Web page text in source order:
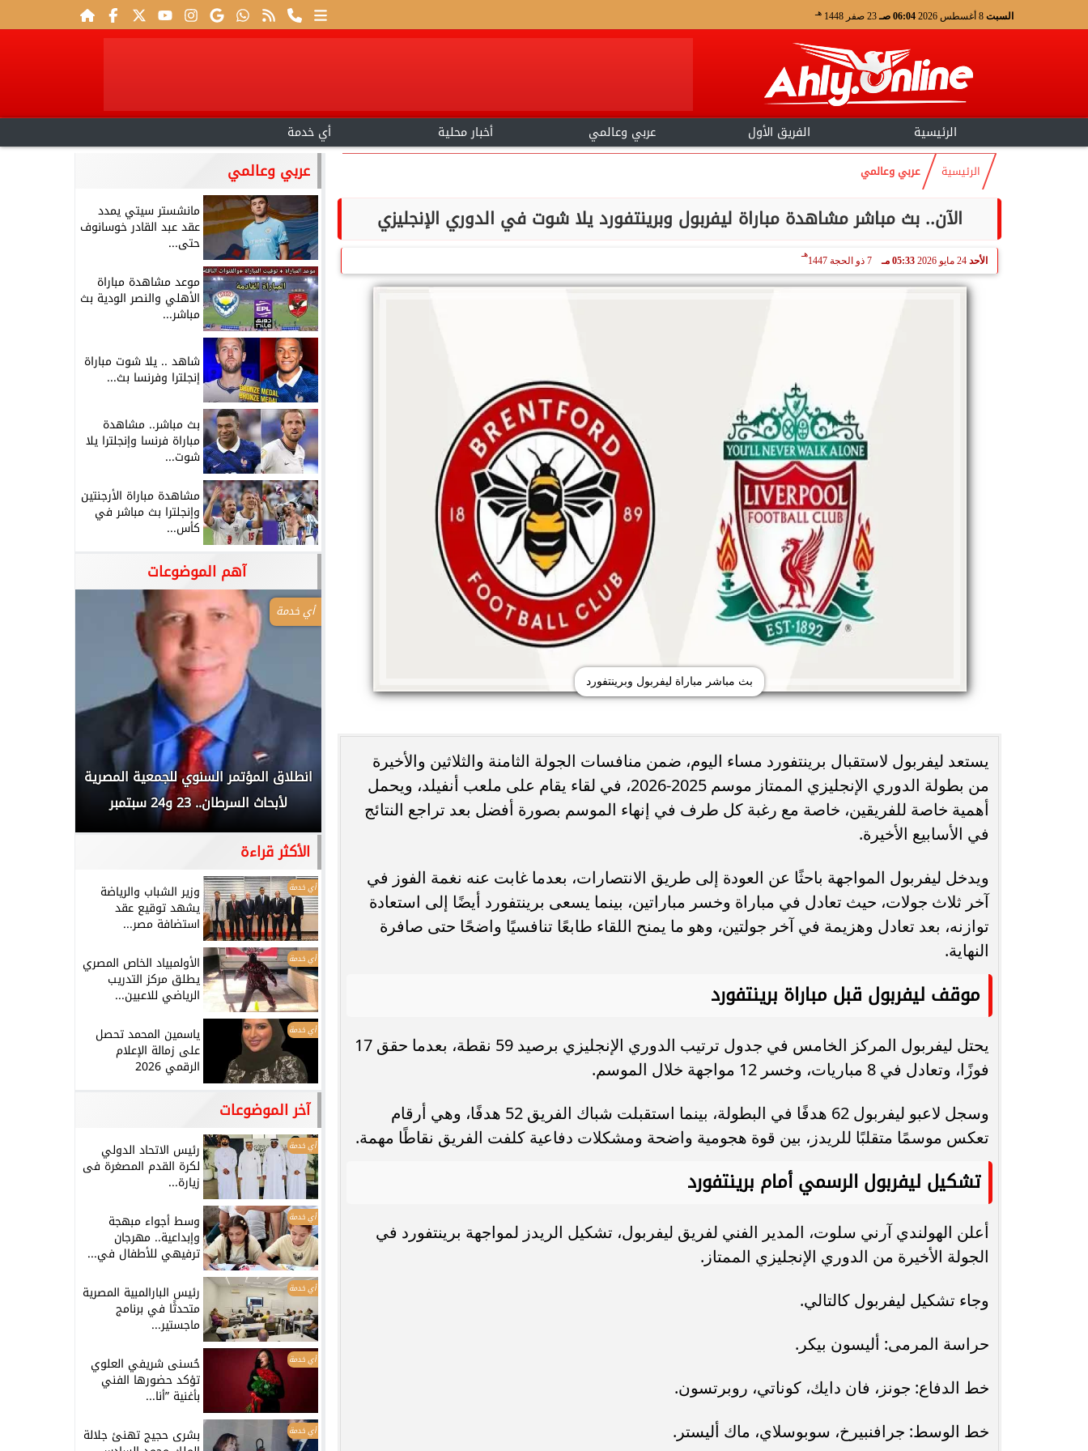
السبت 06:04 صـ 23 صفر 1448 هـ
الرئيسية الفريق الأول عربي وعالمي أخبار محلية أي خدمة
الرئيسية عربي وعالمي
الآن.. بث مباشر مشاهدة مباراة ليفربول وبرينتفورد يلا شوت في الدوري الإنجليزي
الأحد 24 مايو 2026 05:33 مـ 7 ذو الحجة 1447
هـ
بث مباشر مباراة ليفربول وبرينتفورد
يستعد ليفربول لاستقبال برينتفورد مساء اليوم، ضمن منافسات الجولة الثامنة والثلاثين والأخيرة
من بطولة الدوري الإنجليزي الممتاز موسم 2025-2026، في لقاء يقام على ملعب أنفيلد، ويحمل
أهمية خاصة للفريقين، خاصة مع رغبة كل طرف في إنهاء الموسم بصورة أفضل بعد تراجع النتائج
في الأسابيع الأخيرة.
ويدخل ليفربول المواجهة باحثًا عن العودة إلى طريق الانتصارات، بعدما غابت عنه نغمة الفوز في
آخر ثلاث جولات، حيث تعادل في مباراة وخسر مباراتين، بينما يسعى برينتفورد أيضًا إلى استعادة
توازنه، بعد تعادل وهزيمة في آخر جولتين، وهو ما يمنح اللقاء طابعًا تنافسيًا واضحًا حتى صافرة
النهاية.
موقف ليفربول قبل مباراة برينتفورد
يحتل ليفربول المركز الخامس في جدول ترتيب الدوري الإنجليزي برصيد 59 نقطة، بعدما حقق 17
فوزًا، وتعادل في 8 مباريات، وخسر 12 مواجهة خلال الموسم.
وسجل لاعبو ليفربول 62 هدفًا في البطولة، بينما استقبلت شباك الفريق 52 هدفًا، وهي أرقام
تعكس موسمًا متقلبًا للريدز، بين قوة هجومية واضحة ومشكلات دفاعية كلفت الفريق نقاطًا مهمة.
تشكيل ليفربول الرسمي أمام برينتفورد
أعلن الهولندي آرني سلوت، المدير الفني لفريق ليفربول، تشكيل الريدز لمواجهة برينتفورد في
الجولة الأخيرة من الدوري الإنجليزي الممتاز.
وجاء تشكيل ليفربول كالتالي.
حراسة المرمى: أليسون بيكر.
خط الدفاع: جونز، فان دايك، كوناتي، روبرتسون.
خط الوسط: جرافنبيرخ، سوبوسلاي، ماك أليستر.
عربي وعالمي
مانشستر سيتي يمدد
عقد عبد القادر خوسانوف
حتى...
موعد مشاهدة مباراة
الأهلي والنصر الودية بث
مباشر...
شاهد .. يلا شوت مباراة
إنجلترا وفرنسا بث...
بث مباشر.. مشاهدة
مباراة فرنسا وإنجلترا يلا
شوت...
مشاهدة مباراة الأرجنتين
وإنجلترا بث مباشر في
كأس...
آهم الموضوعات
انغام تختار جدة محطة اولى لتدشين
البومها
مصر تكتب التاريخ.. فريق “حلم” يفوز بكأس
بطولة Genuine Cup العالمية لكرة...
أوبو تطلق سلسلة رينو 16 في المملكة
العربية السعودية بتصميم لافت وقدرات...
أي خدمة
انطلاق المؤتمر السنوي للجمعية المصرية
لأبحاث السرطان.. 23 و24 سبتمبر
الأكثر قراءة
أي خدمة وزير الشباب والرياضة
يشهد توقيع عقد
استضافة مصر...
أي خدمة الأولمبياد الخاص المصري
يطلق مركز التدريب
الرياضي للاعبين...
أي خدمة ياسمين المحمد تحصل
على زمالة الإعلام
الرقمي 2026
آخر الموضوعات
أي خدمة رئيس الاتحاد الدولي
لكرة القدم المصغرة فى
زيارة...
أي خدمة وسط أجواء مبهجة
وإبداعية.. مهرجان
ترفيهي للأطفال في...
أي خدمة رئيس البارالمبية المصرية
متحدثًا في برنامج
ماجستير...
أي خدمة حُسنى شريفي العلوي
تؤكد حضورها الفني
بأغنية ”أنا...
أي خدمة بشرى حجيج تهنئ جلالة